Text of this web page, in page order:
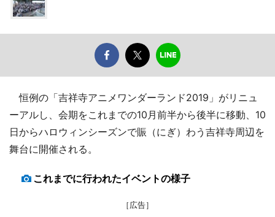
恒例の「吉祥寺アニメワンダーランド2019」がリニュ
ーアルし、会期をこれまでの10月前半から後半に移動、10
日からハロウィンシーズンで賑（にぎ）わう吉祥寺周辺を
舞台に開催される。
これまでに行われたイベントの様子
［広告］